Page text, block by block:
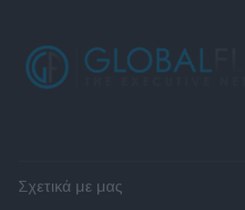
Σχετικά με μας